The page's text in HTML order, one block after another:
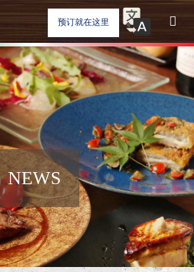
预订就在这里
NEWS